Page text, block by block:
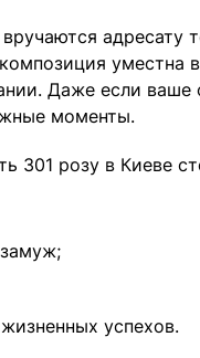
Даже если ваше
моменты.
301 розу в Киеве
успехов.